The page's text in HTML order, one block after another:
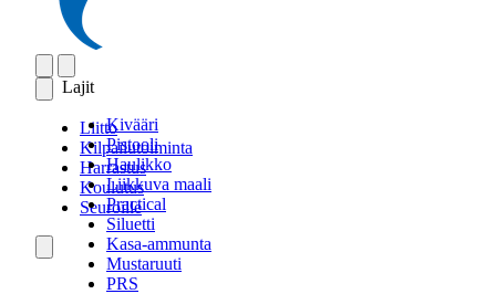
Lajit
Kivääri
Pistooli
Haulikko
Liikkuva maali
Practical
Siluetti
Kasa-ammunta
Mustaruuti
PRS
Liitto
Kilpailutoiminta
Harrastus
Koulutus
Seuroille